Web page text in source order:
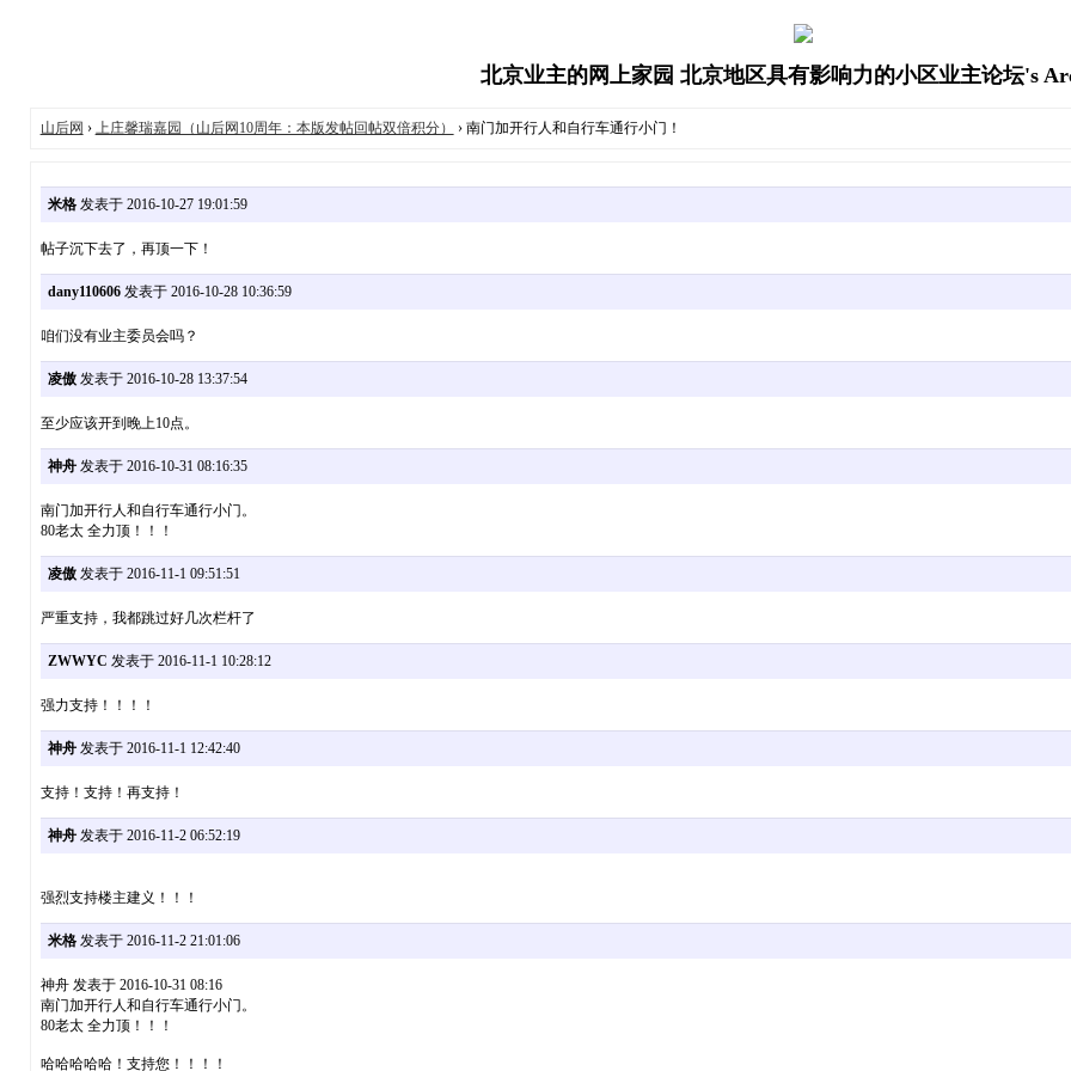
北京业主的网上家园 北京地区具有影响力的小区业主论坛's
山后网 › 上庄馨瑞嘉园（山后网10周年：本版发帖回帖双倍积分） › 南门加开行人和自行车通行小门！
米格发表于 2016-10-27 19:01:59
帖子沉下去了，再顶一下！
dany110606发表于 2016-10-28 10:36:59
咱们没有业主委员会吗？
凌傲发表于 2016-10-28 13:37:54
至少应该开到晚上10点。
神舟发表于 2016-10-31 08:16:35
南门加开行人和自行车通行小门。
80老太 全力顶！！！
凌傲发表于 2016-11-1 09:51:51
严重支持，我都跳过好几次栏杆了
ZWWYC 发表于 2016-11-1 10:28:12
强力支持！！！！
神舟发表于 2016-11-1 12:42:40
支持！支持！再支持！
神舟发表于 2016-11-2 06:52:19
强烈支持楼主建义！！！
米格发表于 2016-11-2 21:01:06
神舟 发表于 2016-10-31 08:16
南门加开行人和自行车通行小门。
80老太 全力顶！！！
哈哈哈哈哈！支持您！！！！